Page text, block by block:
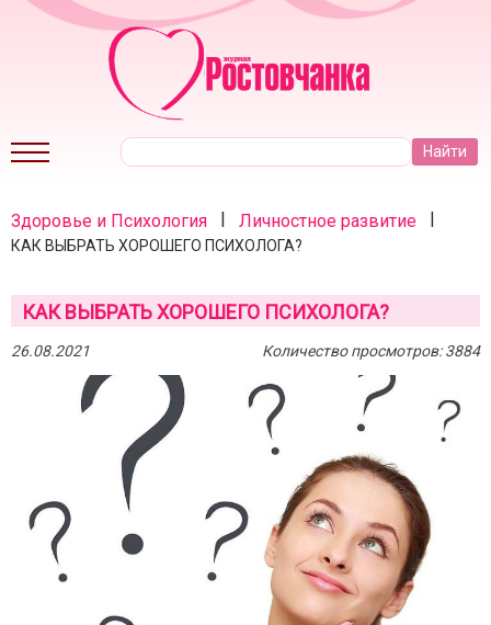
Здоровье и Психология | Личностное развитие |
КАК ВЫБРАТЬ ХОРОШЕГО ПСИХОЛОГА?
КАК ВЫБРАТЬ ХОРОШЕГО ПСИХОЛОГА?
26.08.2021 Количество просмотров: 3884